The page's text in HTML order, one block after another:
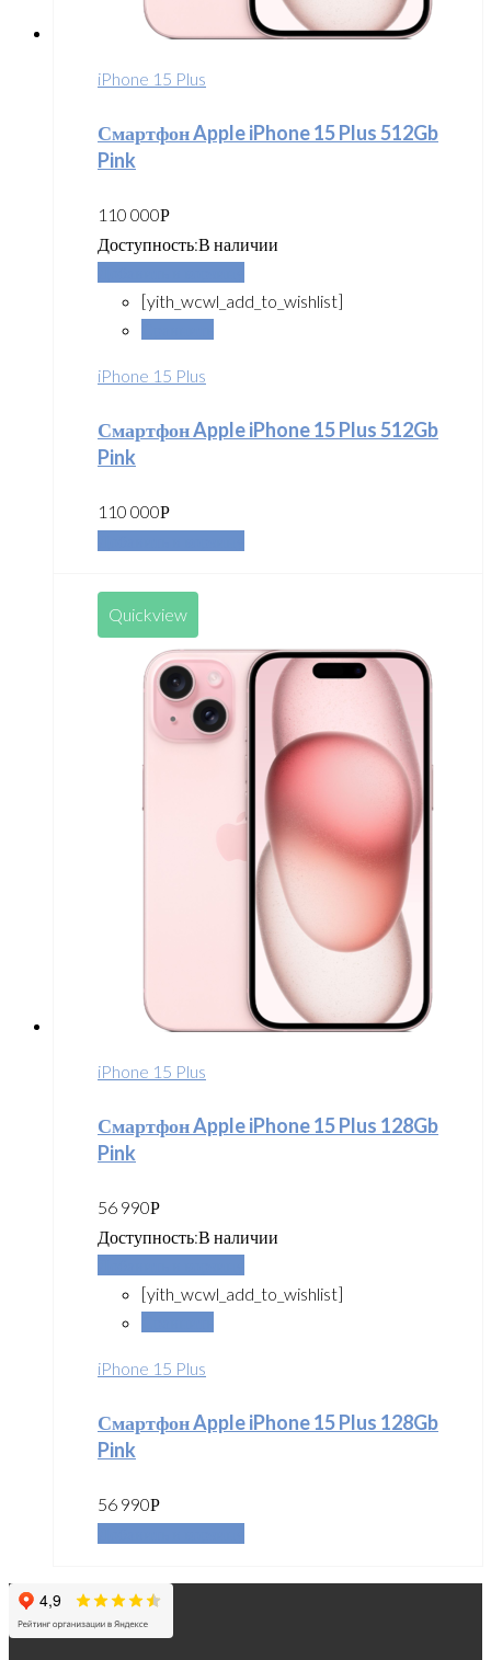
iPhone 15 Plus
Смартфон Apple iPhone 15 Plus 512Gb
Pink
110 000Р
Доступность:В наличии
[yith_wcwl_add_to_wishlist]
iPhone 15 Plus
Смартфон Apple iPhone 15 Plus 512Gb
Pink
110 000Р
Quickview
iPhone 15 Plus
Смартфон Apple iPhone 15 Plus 128Gb
Pink
56 990Р
Доступность:В наличии
[yith_wcwl_add_to_wishlist]
iPhone 15 Plus
Смартфон Apple iPhone 15 Plus 128Gb
Pink
56 990Р